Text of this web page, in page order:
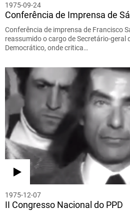
1975-09-24
Conferência de Imprensa de
Conferência de imprensa de Francisco
reassumido o cargo de Secretário-geral
Democrático, onde critica…
1975-12-07
II Congresso Nacional do PPD